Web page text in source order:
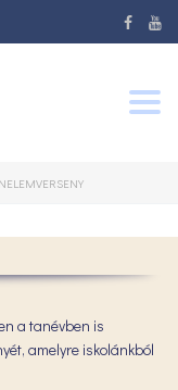
a tanévben is
amelyre iskolánkból